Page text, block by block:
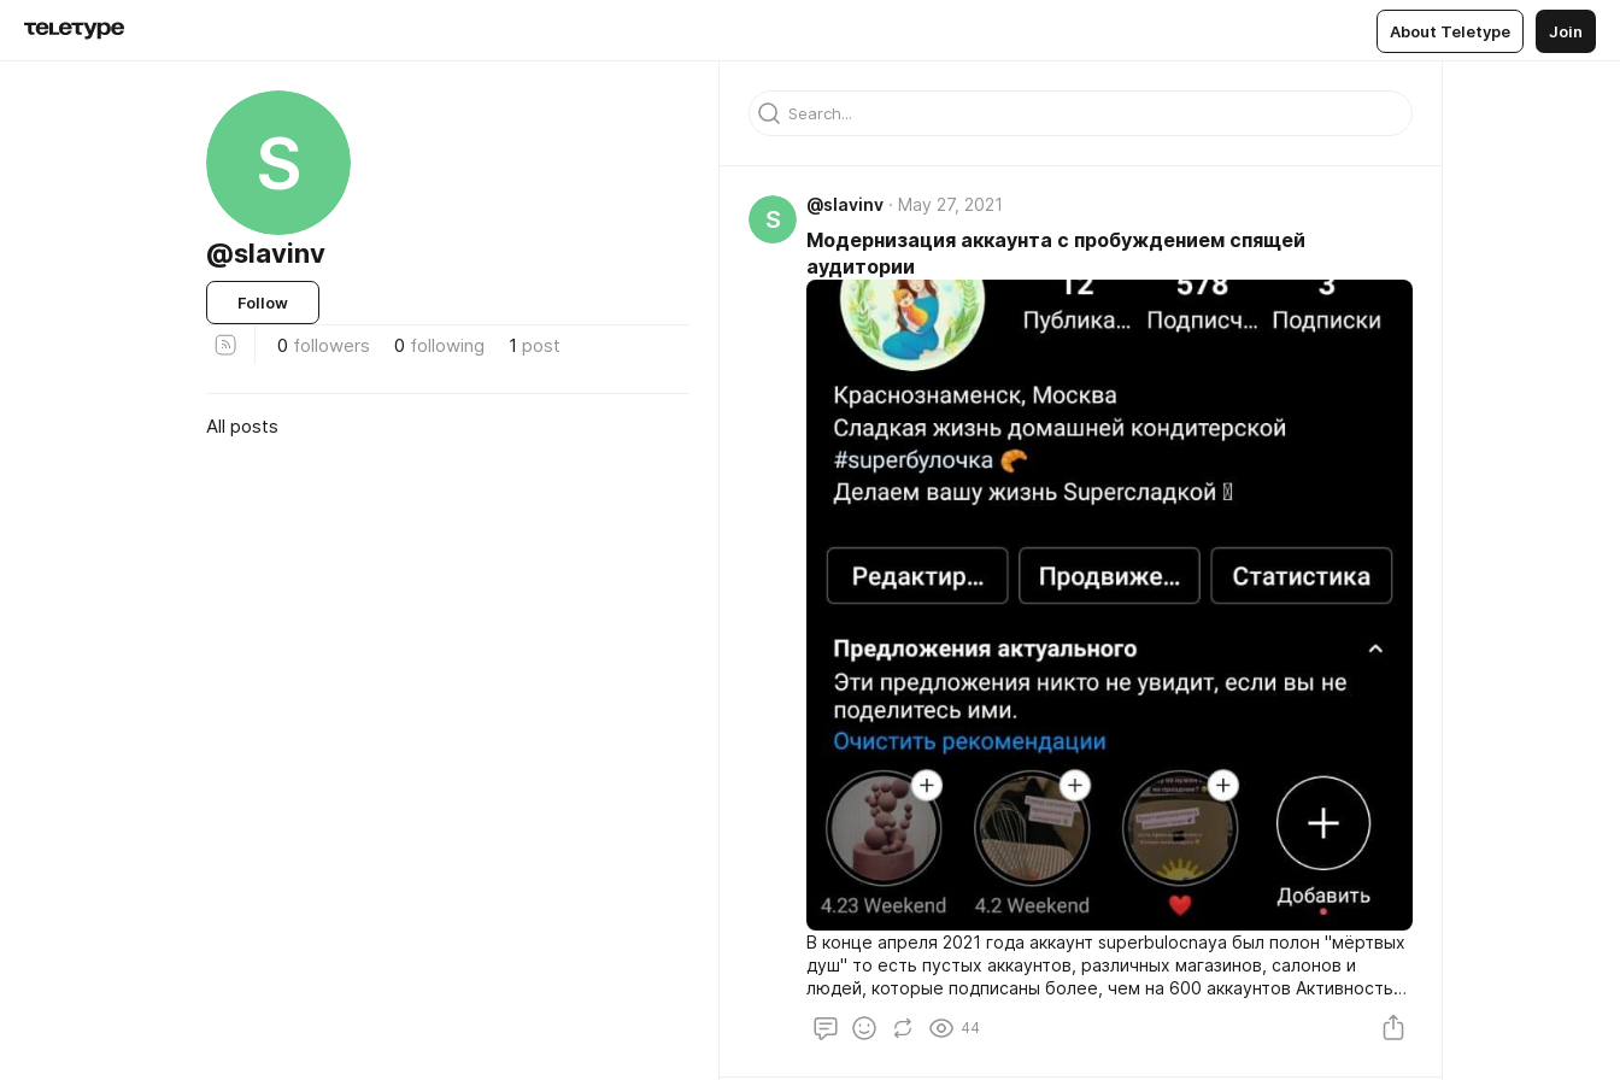
About Teletype Join
S
@slavinv
Follow
0 followers 0 following 1 post
All posts
S
@slavinv May 27, 2021
Модернизация аккаунта с пробуждением спящей
аудитории
В конце апреля 2021 года аккаунт superbulocnaya был полон "мёртвых
душ" то есть пустых аккаунтов, различных магазинов, салонов и
людей, которые подписаны более, чем на 600 аккаунтов Активность
44